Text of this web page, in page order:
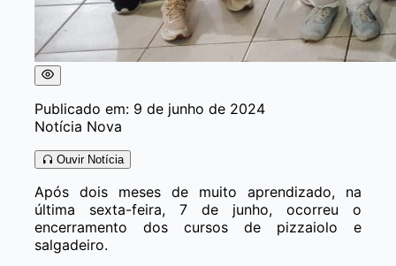
Publicado em: 9 de junho de 2024
Notícia Nova
Ouvir Notícia
Após dois meses de muito aprendizado, na
última sexta-feira, 7 de junho, ocorreu o
encerramento dos cursos de pizzaiolo e
salgadeiro.